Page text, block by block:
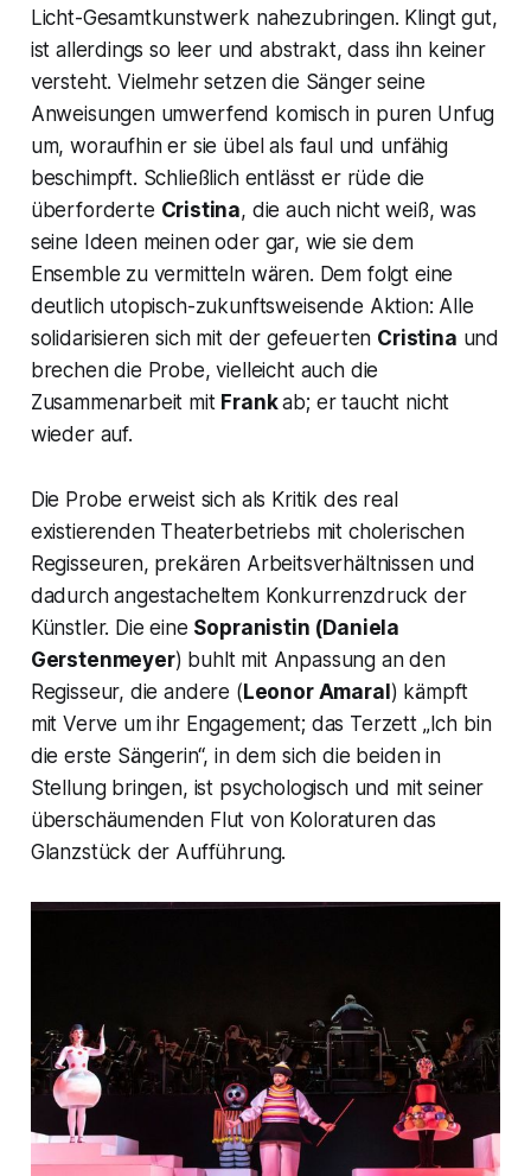
Licht-Gesamtkunstwerk nahezubringen. Klingt gut,
ist allerdings so leer und abstrakt, dass ihn keiner
versteht. Vielmehr setzen die Sänger seine
Anweisungen umwerfend komisch in puren Unfug
um, woraufhin er sie übel als faul und unfähig
beschimpft. Schließlich entlässt er rüde die
überforderte Cristina, die auch nicht weiß, was
seine Ideen meinen oder gar, wie sie dem
Ensemble zu vermitteln wären. Dem folgt eine
deutlich utopisch-zukunftsweisende Aktion: Alle
solidarisieren sich mit der gefeuerten Cristina und
brechen die Probe, vielleicht auch die
Zusammenarbeit mit Frankab; er taucht nicht
wieder auf.
Die Probe erweist sich als Kritik des real
existierenden Theaterbetriebs mit cholerischen
Regisseuren, prekären Arbeitsverhältnissen und
dadurch angestacheltem Konkurrenzdruck der
Künstler. Die eine Sopranistin (Daniela
Gerstenmeyer) buhlt mit Anpassung an den
Regisseur, die andere (Leonor Amaral) kämpft
mit Verve um ihr Engagement; das Terzett „Ich bin
die erste Sängerin“, in dem sich die beiden in
Stellung bringen, ist psychologisch und mit seiner
überschäumenden Flut von Koloraturen das
Glanzstück der Aufführung.